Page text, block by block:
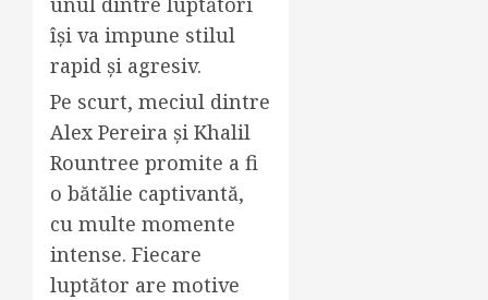
își va impune stilul
rapid și agresiv.
Pe scurt, meciul dintre
Alex Pereira și Khalil
Rountree promite a fi
o bătălie captivantă,
cu multe momente
intense. Fiecare
luptător are motive